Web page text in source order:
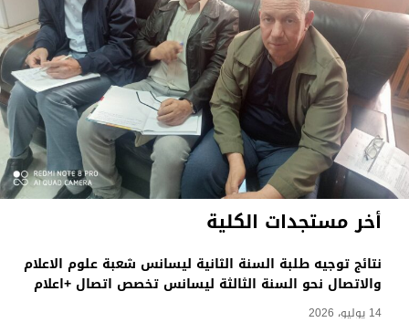
أخر مستجدات الكلية
نتائج توجيه طلبة السنة الثانية ليسانس شعبة علوم الاعلام
والاتصال نحو السنة الثالثة ليسانس تخصص اتصال +اعلام
14 يوليو، 2026